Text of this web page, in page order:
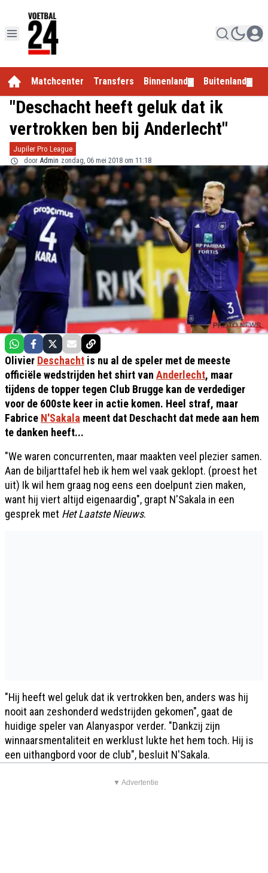
Matchcenter Transfers Binnenland Buitenland
"Deschacht heeft geluk dat ik
vertrokken ben bij Anderlecht"
Jupiler Pro League
door Admin zondag, 06 mei 2018 om 11:18
Olivier Deschacht is nu al de speler met de meeste
officiële wedstrijden het shirt van Anderlecht, maar
tijdens de topper tegen Club Brugge kan de verdediger
voor de 600ste keer in actie komen. Heel straf, maar
Fabrice N'Sakala meent dat Deschacht dat mede aan hem
te danken heeft...
"We waren concurrenten, maar maakten veel plezier samen.
Aan de biljarttafel heb ik hem wel vaak geklopt. (proest het
uit) Ik wil hem graag nog eens een doelpunt zien maken,
want hij viert altijd eigenaardig", grapt N'Sakala in een
gesprek met Het Laatste Nieuws.
"Hij heeft wel geluk dat ik vertrokken ben, anders was hij
nooit aan zeshonderd wedstrijden gekomen", gaat de
huidige speler van Alanyaspor verder. "Dankzij zijn
winnaarsmentaliteit en werklust lukte het hem toch. Hij is
een uithangbord voor de club", besluit N'Sakala.
▼ Advertentie